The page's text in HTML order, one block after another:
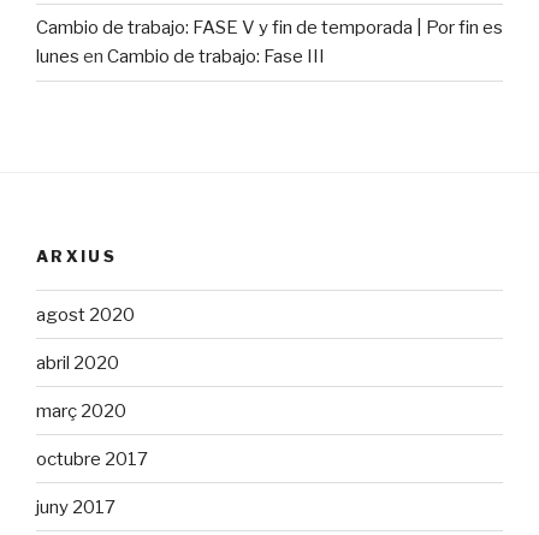
Cambio de trabajo: FASE V y fin de temporada | Por fin es
lunes en Cambio de trabajo: Fase III
ARXIUS
agost 2020
abril 2020
març 2020
octubre 2017
juny 2017